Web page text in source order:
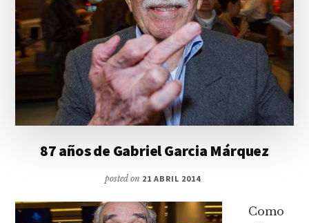
87 años de Gabriel Garcia Márquez
posted on 21 ABRIL 2014
Como